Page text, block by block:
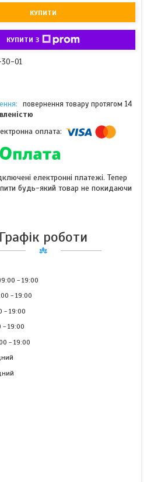
КУПИТИ
КУПИТИ З
30-01
повернення товару протягом 14
електронні платежі. Тепер
будь-який товар не покидаючи
Графік роботи
19:00
19:00
19:00
19:00
19:00